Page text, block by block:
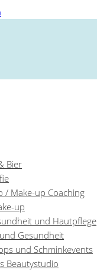
Bier
/ Make-up Coaching
up
und Hautpflege
Gesundheit
und Schminkevents
Beautystudio